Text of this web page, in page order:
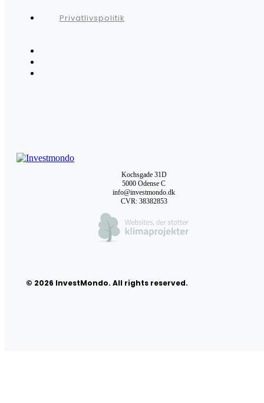
Privatlivspolitik
Kochsgade 31D
5000 Odense C
info@investmondo.dk
CVR: 38382853
© 2026 InvestMondo. All rights reserved.